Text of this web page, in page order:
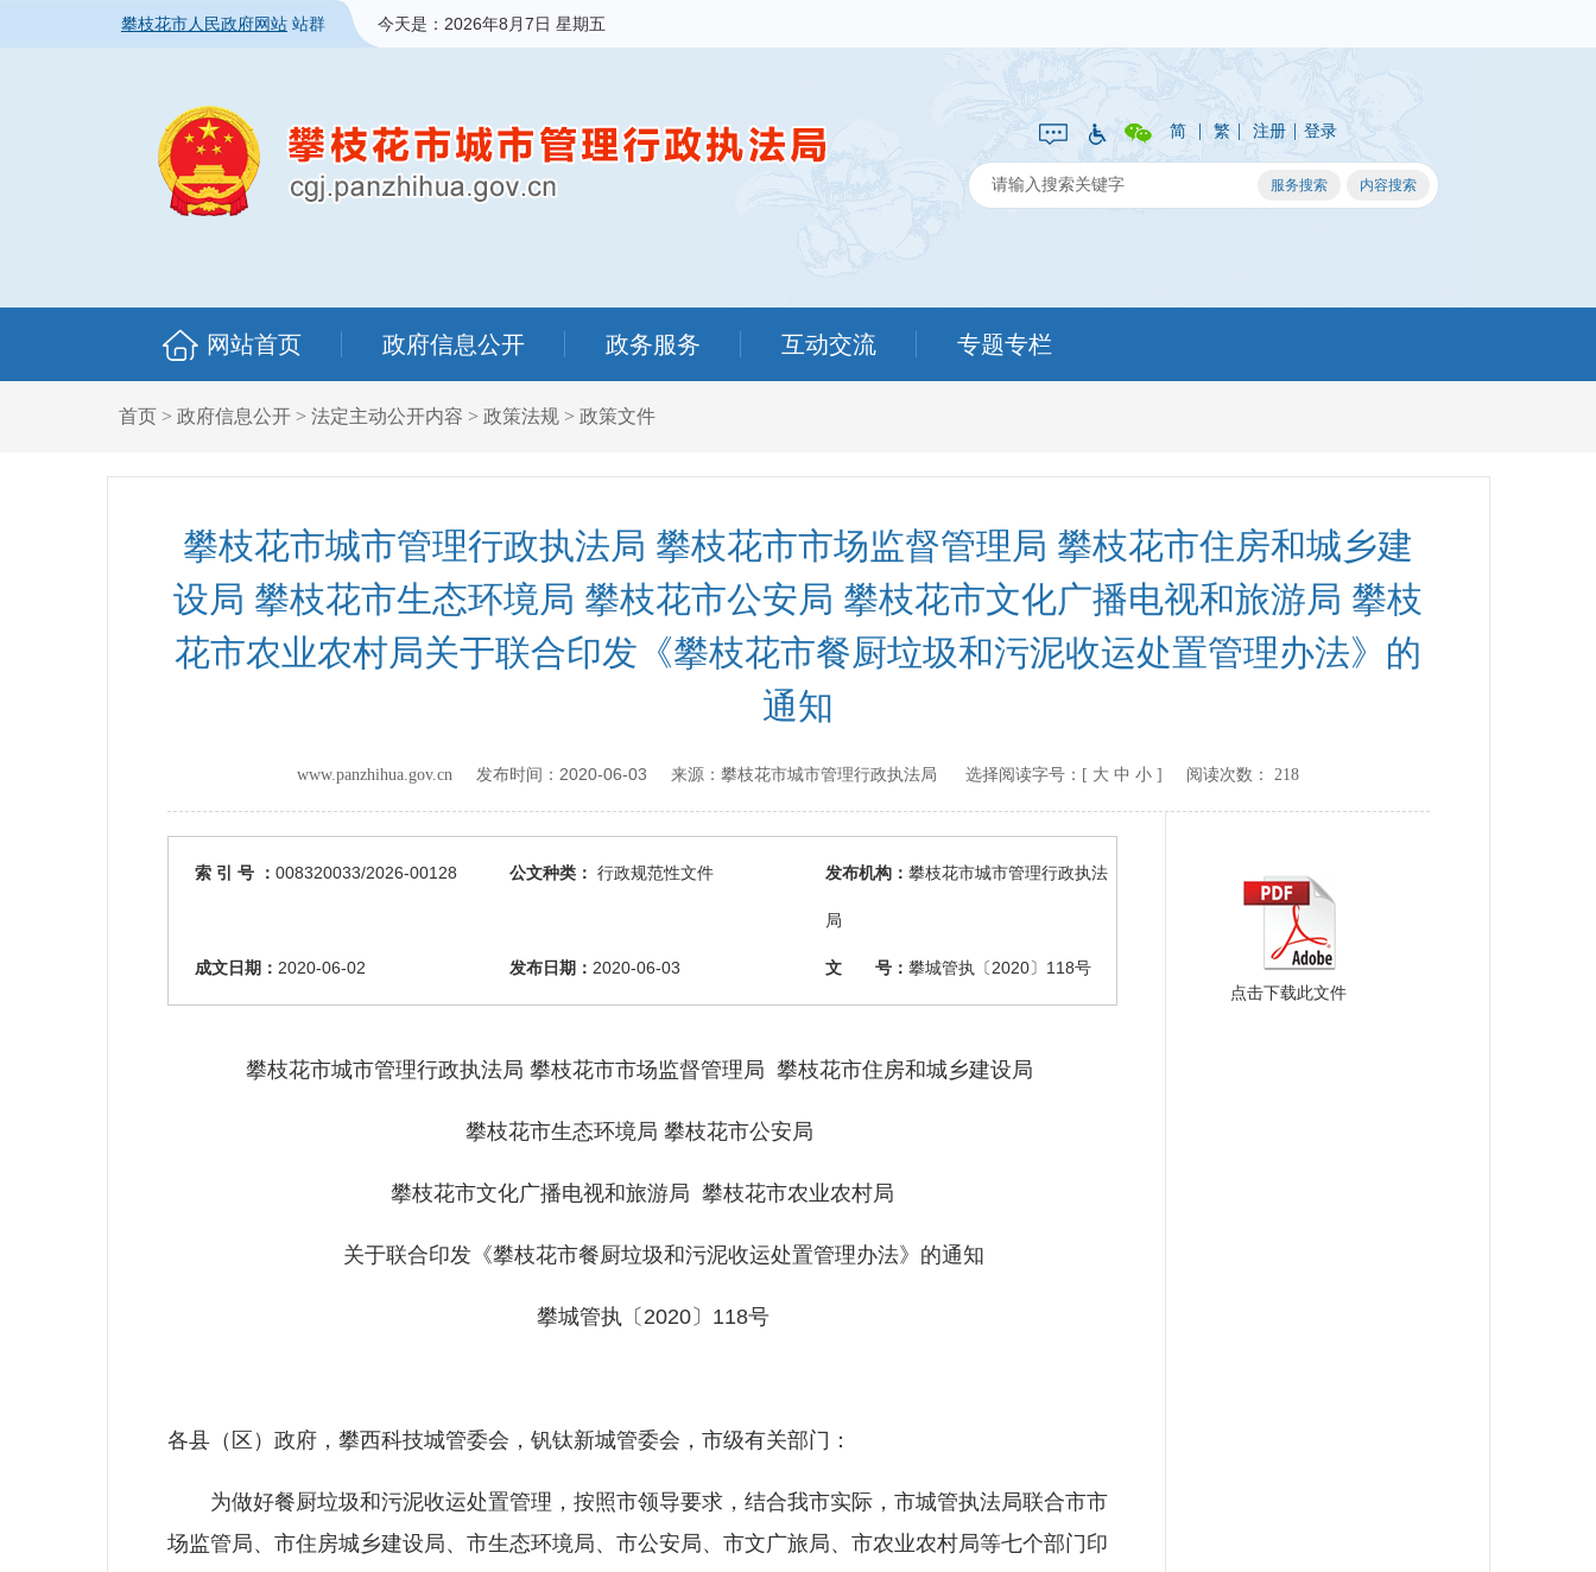
攀枝花市人民政府网站 站群 今天是： 2026年8月7日 星期五
简 | 繁 | 注册 | 登录
网站首页 政府信息公开 政务服务 互动交流 专题专栏
首页> 政府信息公开> 法定主动公开内容 > 政策法规> 政策文件
攀枝花市城市管理行政执法局 攀枝花市市场监督管理局 攀枝花市住房和城乡建
设局 攀枝花市生态环境局 攀枝花市公安局 攀枝花市文化广播电视和旅游局 攀枝
花市农业农村局关于联合印发《攀枝花市餐厨垃圾和污泥收运处置管理办法》的
通知
www.panzhihua.gov.cn 发布时间： 2020-06-03 来源： 攀枝花市城市管理行政执法局 选择阅读字号：[ 大 中 小 ] 阅读次数： 218
索 引 号 ： 008320033/2026-00128 公文种类： 行政规范性文件 发布机构： 攀枝花市城市管理行政执法
局
成文日期： 2020-06-02 发布日期： 2020-06-03 文 号： 攀城管执〔2020〕118号
攀枝花市城市管理行政执法局 攀枝花市市场监督管理局 攀枝花市住房和城乡建设局
攀枝花市生态环境局 攀枝花市公安局
攀枝花市文化广播电视和旅游局 攀枝花市农业农村局
关于联合印发《攀枝花市餐厨垃圾和污泥收运处置管理办法》的通知
攀城管执〔2020〕118号
各县（区）政府，攀西科技城管委会，钒钛新城管委会，市级有关部门：
为做好餐厨垃圾和污泥收运处置管理，按照市领导要求，结合我市实际，市城管执法局联合市市
场监管局、市住房城乡建设局、市生态环境局、市公安局、市文广旅局、市农业农村局等七个部门印
点击下载此文件